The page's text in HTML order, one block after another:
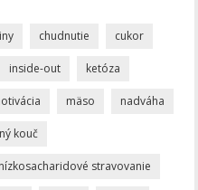
chudnutie cukor
inside-out ketóza
mäso nadváha
kouč
nízkosacharidové stravovanie